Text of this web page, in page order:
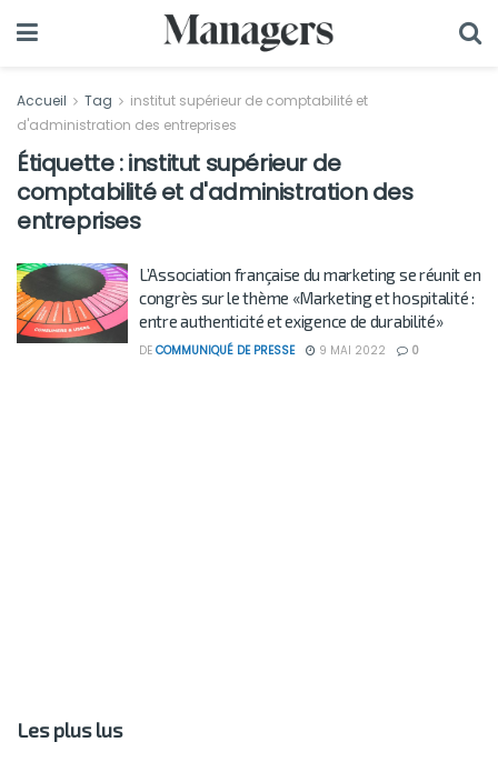
Accueil Tag
institut supérieur de comptabilité et
d'administration des entreprises
Étiquette :institut supérieur de
comptabilité et d'administration des
entreprises
L’Association française du marketing se réunit en
congrès sur le thème «Marketing et hospitalité :
entre authenticité et exigence de durabilité»
DE COMMUNIQUÉ DE PRESSE 9 MAI 2022 0
Les plus lus